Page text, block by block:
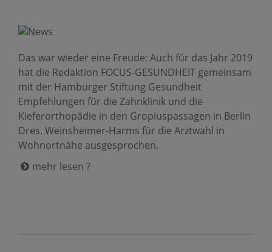
Das war wieder eine Freude: Auch für das Jahr 2019
hat die Redaktion FOCUS-GESUNDHEIT gemeinsam
mit der Hamburger Stiftung Gesundheit
Empfehlungen für die Zahnklinik und die
Kieferorthopädie in den Gropiuspassagen in Berlin
Dres. Weinsheimer-Harms für die Arztwahl in
Wohnortnähe ausgesprochen.
mehr lesen ?